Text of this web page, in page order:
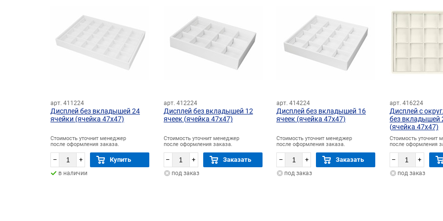
арт. 411224
Дисплей без вкладышей 24
ячейки (ячейка 47х47)
Стоимость уточнит менеджер
после оформления заказа.
– + Купить
в наличии
арт. 412224
Дисплей без вкладышей 12
ячеек (ячейка 47х47)
Стоимость уточнит менеджер
после оформления заказа.
– + Заказать
под заказ
арт. 414224
Дисплей без вкладышей 16
ячеек (ячейка 47х47)
Стоимость уточнит менеджер
после оформления заказа.
– + Заказать
под заказ
арт. 416224
Дисплей с
без вкладышей
(ячейка 47х47)
Стоимость уточнит
после оформления
– +
под заказ